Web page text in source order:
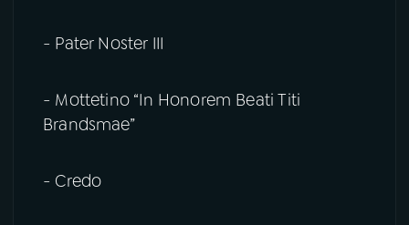
- Pater Noster III
- Mottetino “In Honorem Beati Titi
Brandsmae”
- Credo